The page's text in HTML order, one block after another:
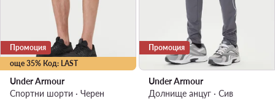
още 35% Код: LAST
Промоция
Under Armour
Спортни шорти · Черен
Промоция
Under Armour
Долнище анцуг · Сив